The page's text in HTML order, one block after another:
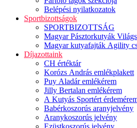
Belépési nyilatkozatok
Sportbizottságok
SPORTBIZOTTSÁG
Magyar Pásztorkutyák
Magyar kutyafajták Agility
Díjazottaink
CH értéktár
Korózs András emlékplakett
Puy Aladár emlékérem
Jilly Bertalan emlékérem
A Kutyás Sportért
Babérkoszorús aranyjelvény
Aranykoszorús jelvény
Ezüstkoszorús jelvény